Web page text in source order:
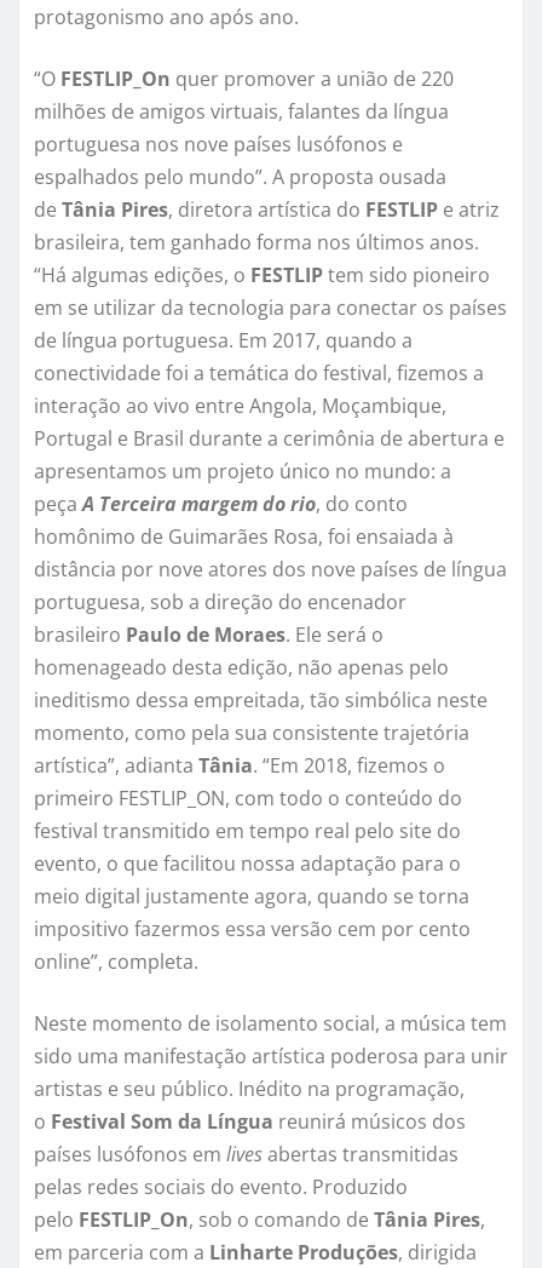
protagonismo ano após ano.
“O FESTLIP_On quer promover a união de 220
milhões de amigos virtuais, falantes da língua
portuguesa nos nove países lusófonos e
espalhados pelo mundo”. A proposta ousada
de Tânia Pires, diretora artística do FESTLIP e atriz
brasileira, tem ganhado forma nos últimos anos.
“Há algumas edições, o FESTLIPtem sido pioneiro
em se utilizar da tecnologia para conectar os países
de língua portuguesa. Em 2017, quando a
conectividade foi a temática do festival, fizemos a
interação ao vivo entre Angola, Moçambique,
Portugal e Brasil durante a cerimônia de abertura e
apresentamos um projeto único no mundo: a
peçaA Terceira margem do rio, do conto
homônimo de Guimarães Rosa, foi ensaiada à
distância por nove atores dos nove países de língua
portuguesa, sob a direção do encenador
brasileiro Paulo de Moraes. Ele será o
homenageado desta edição, não apenas pelo
ineditismo dessa empreitada, tão simbólica neste
momento, como pela sua consistente trajetória
artística”, adianta Tânia. “Em 2018, fizemos o
primeiro FESTLIP_ON, com todo o conteúdo do
festival transmitido em tempo real pelo site do
evento, o que facilitou nossa adaptação para o
meio digital justamente agora, quando se torna
impositivo fazermos essa versão cem por cento
online”, completa.
Neste momento de isolamento social, a música tem
sido uma manifestação artística poderosa para unir
artistas e seu público. Inédito na programação,
o Festival Som da Língua reunirá músicos dos
países lusófonos em livesabertas transmitidas
pelas redes sociais do evento. Produzido
pelo FESTLIP_On, sob o comando de Tânia Pires,
em parceria com a Linharte Produções, dirigida